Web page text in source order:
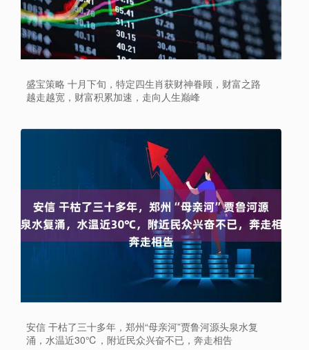
盛宝策略 十月下旬，特定四生肖获财神眷顾，财富之路
越走越宽，财富积累加速，走向人生巅峰
安信 干枯了三十多年，郑州“母亲河”贾鲁河源头泉水复
涌，水温近30℃，附近民众兴奋不已，奔走相告